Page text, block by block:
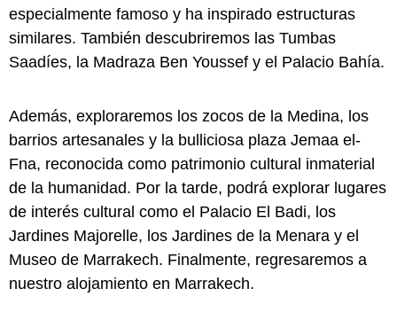
especialmente famoso y ha inspirado estructuras
similares. También descubriremos las Tumbas
Saadíes, la Madraza Ben Youssef y el Palacio Bahía.
Además, exploraremos los zocos de la Medina, los
barrios artesanales y la bulliciosa plaza Jemaa el-
Fna, reconocida como patrimonio cultural inmaterial
de la humanidad. Por la tarde, podrá explorar lugares
de interés cultural como el Palacio El Badi, los
Jardines Majorelle, los Jardines de la Menara y el
Museo de Marrakech. Finalmente, regresaremos a
nuestro alojamiento en Marrakech.